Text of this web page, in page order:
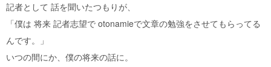
記者として 話を聞いたつもりが、
「僕は 将来 記者志望で otonamieで文章の勉強をさせてもらってる
んです。」
いつの間にか、僕の将来の話に。